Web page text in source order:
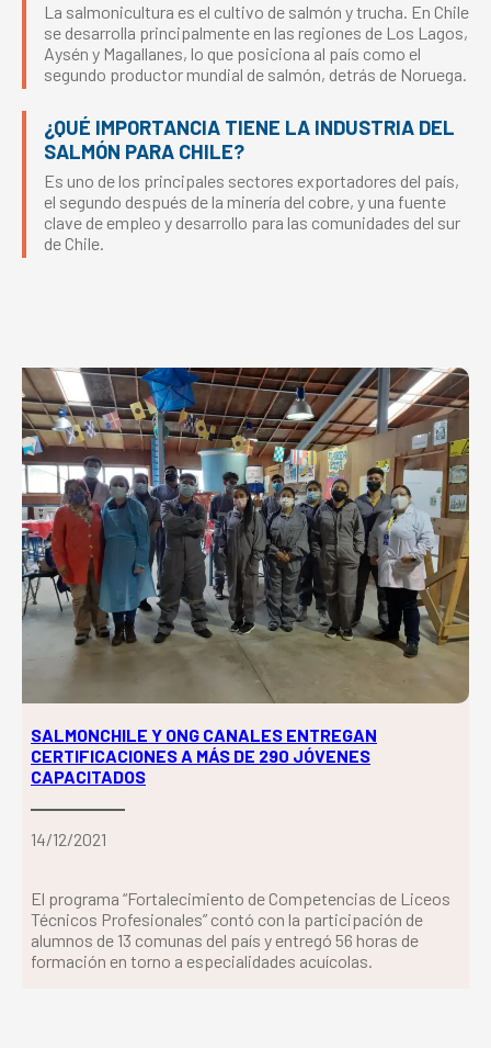
La salmonicultura es el cultivo de salmón y trucha. En Chile
se desarrolla principalmente en las regiones de Los Lagos,
Aysén y Magallanes, lo que posiciona al país como el
segundo productor mundial de salmón, detrás de Noruega.
¿QUÉ IMPORTANCIA TIENE LA INDUSTRIA DEL
SALMÓN PARA CHILE?
Es uno de los principales sectores exportadores del país,
el segundo después de la minería del cobre, y una fuente
clave de empleo y desarrollo para las comunidades del sur
de Chile.
SALMONCHILE Y ONG CANALES ENTREGAN
CERTIFICACIONES A MÁS DE 290 JÓVENES
CAPACITADOS
14/12/2021
El programa “Fortalecimiento de Competencias de Liceos
Técnicos Profesionales” contó con la participación de
alumnos de 13 comunas del país y entregó 56 horas de
formación en torno a especialidades acuícolas.